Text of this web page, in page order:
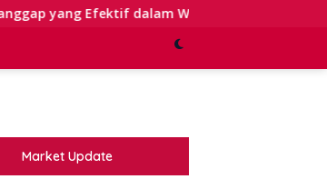
dalam Waktu Keterbatasan
Market Update